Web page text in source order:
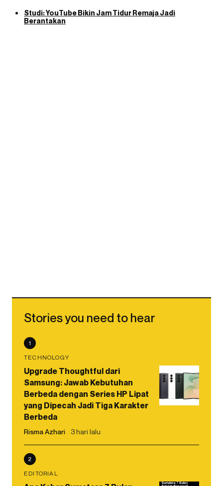
Studi: YouTube Bikin Jam Tidur Remaja Jadi
Berantakan
Stories you need to hear
1
TECHNOLOGY
Upgrade Thoughtful dari
Samsung: Jawab Kebutuhan
Berbeda dengan Series HP Lipat
yang Dipecah Jadi Tiga Karakter
Berbeda
Risma Azhari 3 hari lalu
2
EDITORIAL